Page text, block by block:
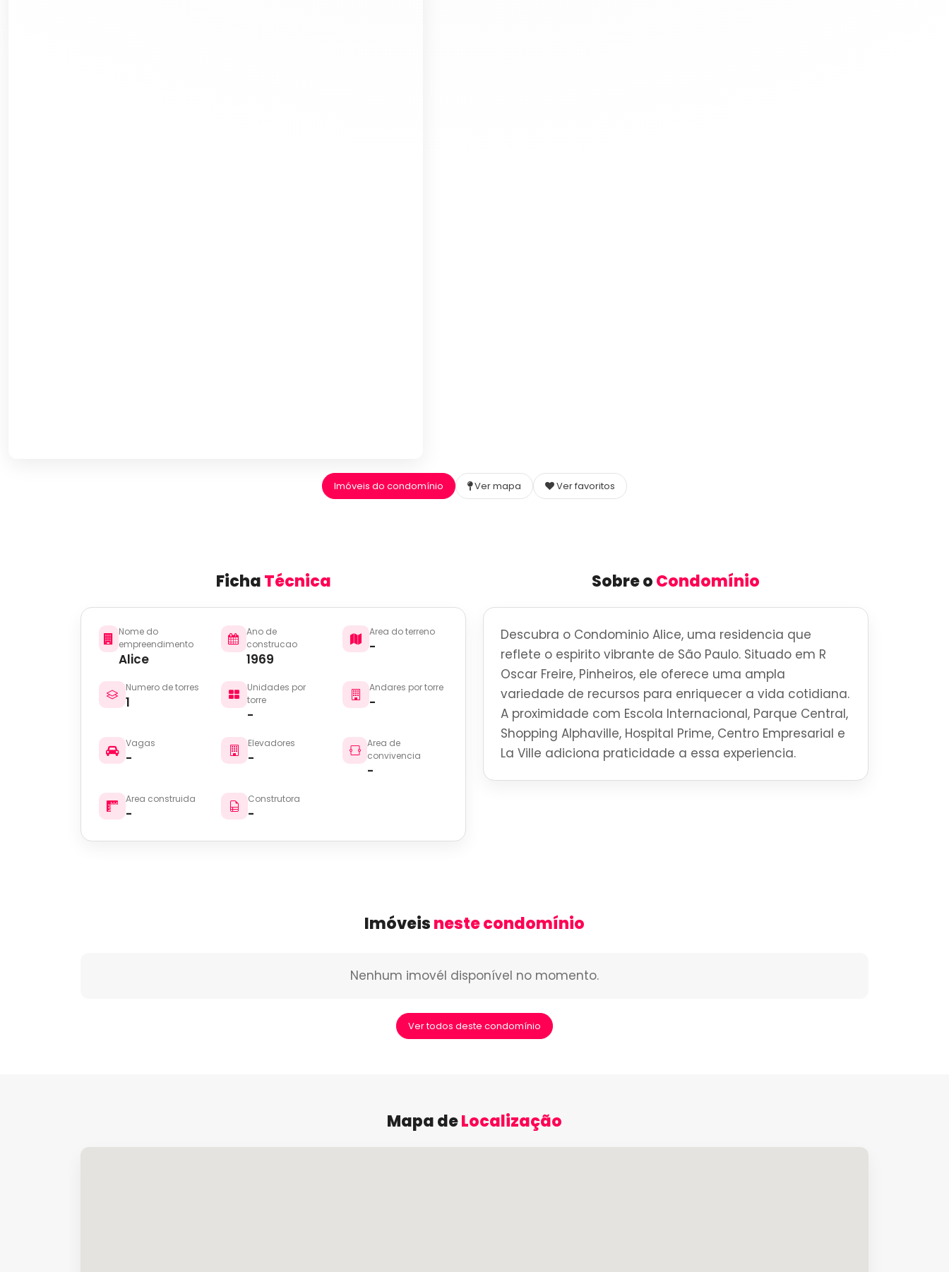
Imóveis do condomínio Ver mapa Ver favoritos
FichaTécnica
Nome do
empreendimento
Alice
Ano de
construcao
1969
Area do terreno
-
Numero de torres
1
Unidades por
torre
-
Andares por torre
-
Vagas
-
Elevadores
-
Area de
convivencia
-
Area construida
-
Construtora
-
Sobre oCondomínio
Descubra o Condominio Alice, uma residencia que
reflete o espirito vibrante de São Paulo. Situado em R
Oscar Freire, Pinheiros, ele oferece uma ampla
variedade de recursos para enriquecer a vida cotidiana.
A proximidade com Escola Internacional, Parque Central,
Shopping Alphaville, Hospital Prime, Centro Empresarial e
La Ville adiciona praticidade a essa experiencia.
Imóveisneste condomínio
Nenhum imovél disponível no momento.
Ver todos deste condomínio
Mapa deLocalização